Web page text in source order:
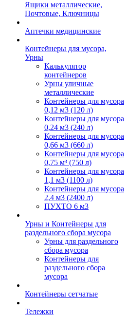
Ящики металлические,
Почтовые, Ключницы
Аптечки медицинские
Контейнеры для мусора,
Урны
Калькулятор
контейнеров
Урны уличные
металлические
Контейнеры для мусора
0,12 м3 (120 л)
Контейнеры для мусора
0,24 м3 (240 л)
Контейнеры для мусора
0,66 м3 (660 л)
Контейнеры для мусора
0,75 м³ (750 л)
Контейнеры для мусора
1,1 м3 (1100 л)
Контейнеры для мусора
2,4 м3 (2400 л)
ПУХТО 6 м3
Урны и Контейнеры для
раздельного сбора мусора
Урны для раздельного
сбора мусора
Контейнеры для
раздельного сбора
мусора
Контейнеры сетчатые
Тележки